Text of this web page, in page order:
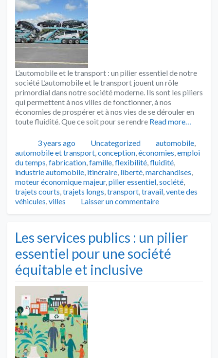
L’automobile et le transport : un pilier essentiel de notre
société L’automobile et le transport jouent un rôle
primordial dans notre société moderne. Ils sont les piliers
qui permettent à nos villes de fonctionner, à nos
économies de prospérer et à nos vies de se dérouler en
toute fluidité. Que ce soit pour se rendre Read more…
Publié3 years ago Catégories
Uncategorized Tags
automobile,
automobile et transport,conception,économies,emploi
du temps,fabrication,famille,flexibilité,fluidité,
industrie automobile, itinéraire, liberté,marchandises,
moteur économique majeur,pilier essentiel,société,
trajets courts,trajets longs,transport,travail,vente des
véhicules,villes Laisser un commentaire
Les services publics : un pilier
essentiel pour une société
équitable et inclusive